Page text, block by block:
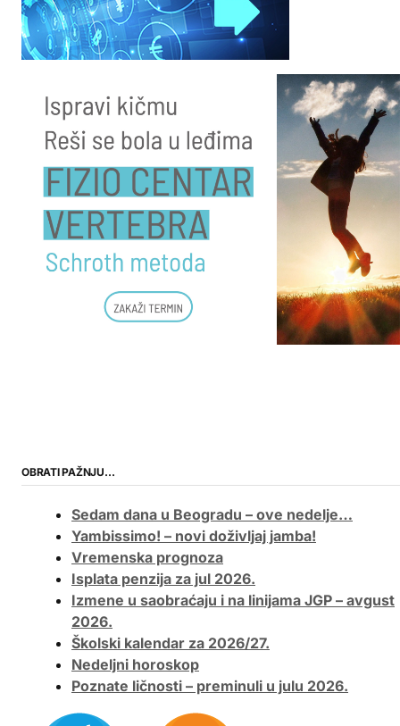
OBRATI PAŽNJU…
Sedam dana u Beogradu – ove nedelje…
Yambissimo! – novi doživljaj jamba!
Vremenska prognoza
Isplata penzija za jul 2026.
Izmene u saobraćaju i na linijama JGP – avgust
2026.
Školski kalendar za 2026/27.
Nedeljni horoskop
Poznate ličnosti – preminuli u julu 2026.